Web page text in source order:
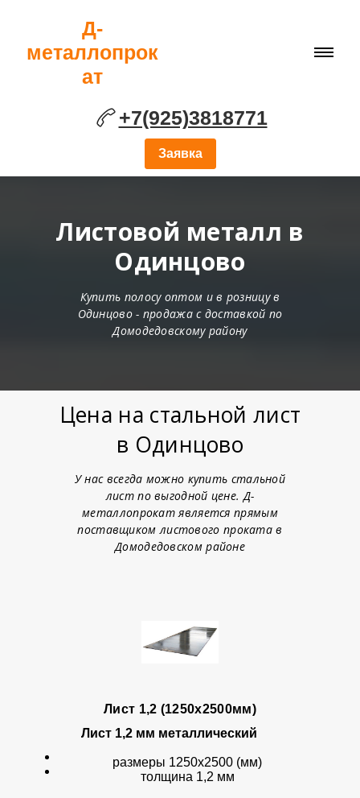
Д-
металлопрок
ат
+7(925)3818771
Заявка
Листовой металл в
Одинцово
Купить полосу оптом и в розницу в
Одинцово - продажа с доставкой по
Домодедовскому району
Цена на стальной лист
в Одинцово
У нас всегда можно купить стальной
лист по выгодной цене. Д-
металлопрокат является прямым
поставщиком листового проката в
Домодедовском районе
Лист 1,2 (1250х2500мм)
Лист 1,2 мм металлический
размеры 1250х2500 (мм)
толщина 1,2 мм